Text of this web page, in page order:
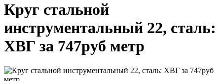
Круг стальной
инструментальный 22, сталь:
ХВГ за 747руб метр